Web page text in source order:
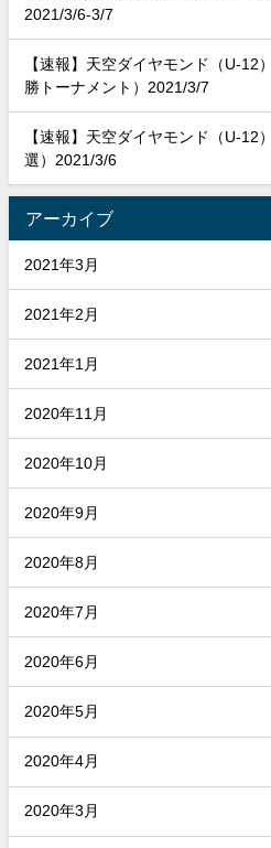
2021/3/6-3/7
【速報】天空ダイヤモンド（U-12
勝トーナメント）2021/3/7
【速報】天空ダイヤモンド（U-12
選）2021/3/6
アーカイブ
2021年3月
2021年2月
2021年1月
2020年11月
2020年10月
2020年9月
2020年8月
2020年7月
2020年6月
2020年5月
2020年4月
2020年3月